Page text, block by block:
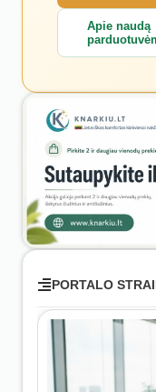
Apie naudą
PORTALO